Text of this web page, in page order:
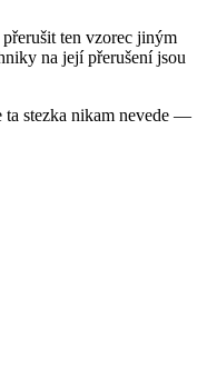
ten vzorec jiným
na její přerušení jsou
ta stezka nikam nevede —